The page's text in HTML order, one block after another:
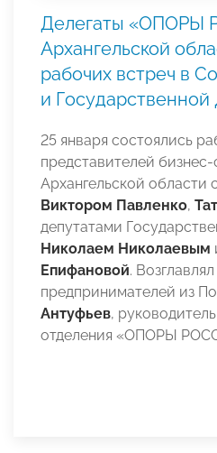
Делегаты «ОПОРЫ
Архангельской
рабочих встреч в
и
25 января состоялись
представителей
Архангельской области
Виктором Павленко,
депутатами
Николаем Николаевым
Епифановой.
предпринимателей из
Антуфьев,
отделения «ОПОРЫ